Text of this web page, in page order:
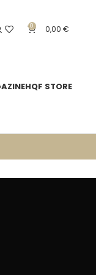
0 0,00€
HQF STORE